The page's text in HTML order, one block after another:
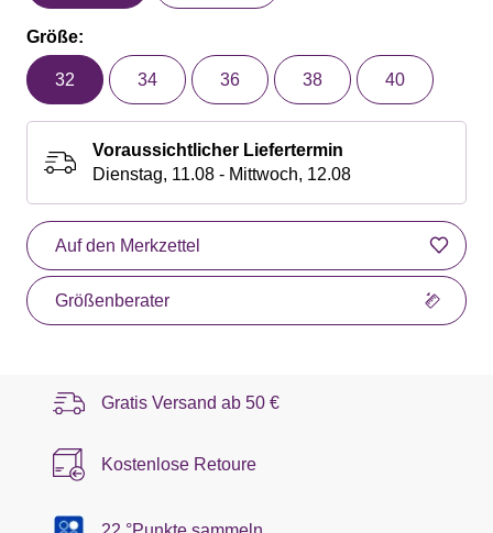
Größe:
32 34 36 38 40
Voraussichtlicher Liefertermin
Dienstag, 11.08 - Mittwoch, 12.08
Auf den Merkzettel
Größenberater
Gratis Versand ab 50 €
Kostenlose Retoure